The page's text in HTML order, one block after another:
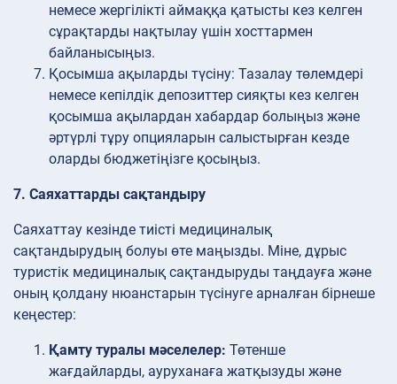
немесе жергілікті аймаққа қатысты кез келген
сұрақтарды нақтылау үшін хосттармен
байланысыңыз.
Қосымша ақыларды түсіну: Тазалау төлемдері
немесе кепілдік депозиттер сияқты кез келген
қосымша ақылардан хабардар болыңыз және
әртүрлі тұру опцияларын салыстырған кезде
оларды бюджетіңізге қосыңыз.
7. Саяхаттарды сақтандыру
Саяхаттау кезінде тиісті медициналық
сақтандырудың болуы өте маңызды. Міне, дұрыс
туристік медициналық сақтандыруды таңдауға және
оның қолдану нюанстарын түсінуге арналған бірнеше
кеңестер:
Қамту туралы мәселелер: Төтенше
жағдайларды, ауруханаға жатқызуды және